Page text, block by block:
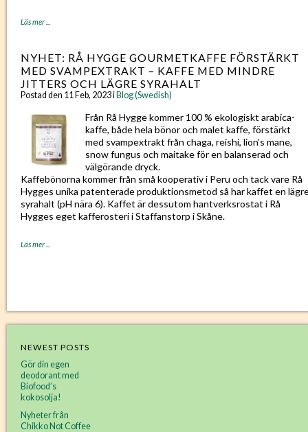
Läs mer ...
NYHET: RÅ HYGGE GOURMETKAFFE FÖRSTÄRKT
MED SVAMPEXTRAKT – KAFFE MED MINDRE
JITTERS OCH LÄGRE SYRAHALT
Postad den 11 Feb, 2023 i Blog (Swedish)
Från Rå Hygge kommer 100 % ekologiskt arabica-
kaffe, både hela bönor och malet kaffe, förstärkt
med svampextrakt från chaga, reishi, lion’s mane,
snow fungus och maitake för en balanserad och
välgörande dryck.
Kaffebönorna kommer från små kooperativ i Peru och tack vare Rå
Hygges unika patenterade produktionsmetod så har kaffet en
syrahalt (pH nära 6). Kaffet är dessutom hantverksrostat i Rå
Hygges eget kafferosteri i Staffanstorp i Skåne.
Läs mer ...
NEWEST POSTS
Gör din egen
deodorant med
Biofood’s
kokosolja!
Nyheter från
Chikko Not Coffee